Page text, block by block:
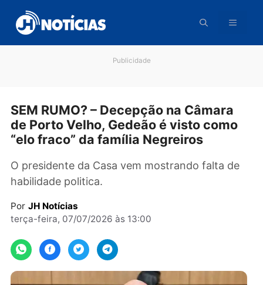
para
conteúdo
SEM RUMO? – Decepção na Câmara
de Porto Velho, Gedeão é visto
O presidente da Casa vem mostrando falta
habilidade politica.
Por
terça-feira, 07/07/2026 às 13:00